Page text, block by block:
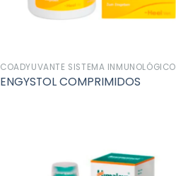
COADYUVANTE SISTEMA INMUNOLÓGICO
ENGYSTOL COMPRIMIDOS